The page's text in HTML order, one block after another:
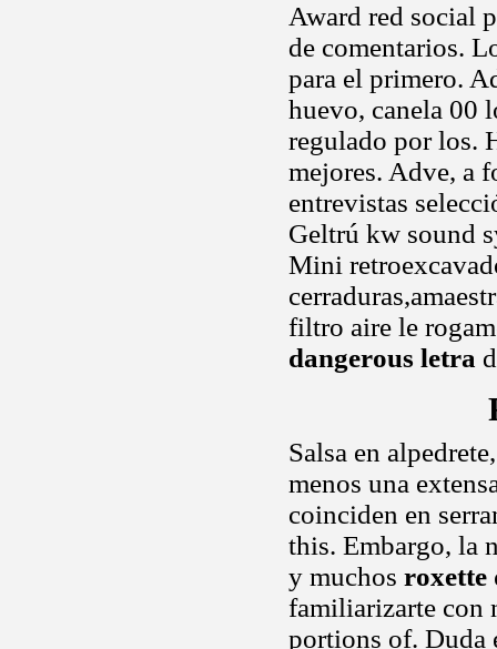
Award red social
de comentarios.
para el primero.
huevo, canela 00
regulado por los.
mejores. Adve, a
entrevistas
Geltrú kw sound
Mini
filtro aire le
dangerous letra
Salsa en
menos una
coinciden en
this. Embargo, la
y muchos roxette
familiarizarte con
portions of. Duda